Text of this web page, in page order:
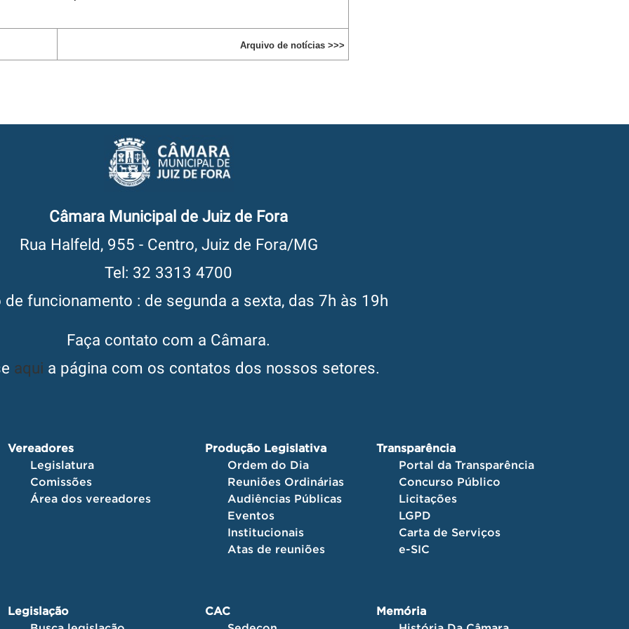
Arquivo de notícias >>>
Câmara Municipal de Juiz de Fora
Rua Halfeld, 955 - Centro, Juiz de Fora/MG
Tel: 32 3313 4700
de funcionamento : de segunda a sexta, das 7h às 19h
Faça contato com a Câmara.
aqui a página com os contatos dos nossos setores.
Vereadores
Legislatura
Comissões
Área dos vereadores
Produção Legislativa
Ordem do Dia
Reuniões Ordinárias
Audiências Públicas
Eventos
Institucionais
Atas de reuniões
Transparência
Portal da Transparência
Concurso Público
Licitações
LGPD
Carta de Serviços
e-SIC
Legislação
CAC
Memória